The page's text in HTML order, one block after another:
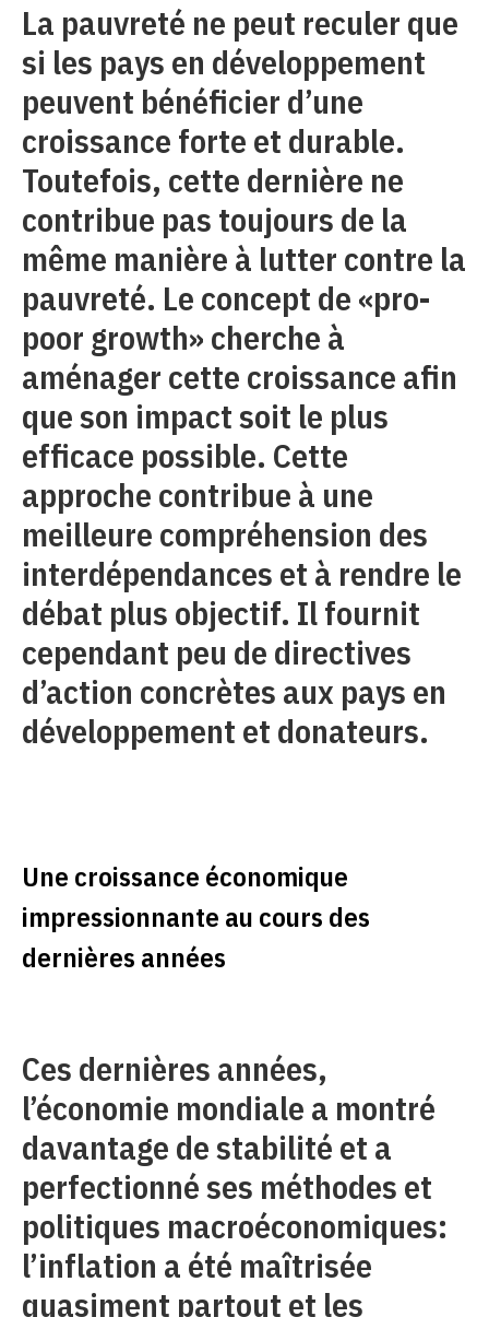
La pauvreté ne peut reculer que
si les pays en développement
peuvent bénéficier d’une
croissance forte et durable.
Toutefois, cette dernière ne
contribue pas toujours de la
même manière à lutter contre la
pauvreté. Le concept de «pro-
poor growth» cherche à
aménager cette croissance afin
que son impact soit le plus
efficace possible. Cette
approche contribue à une
meilleure compréhension des
interdépendances et à rendre le
débat plus objectif. Il fournit
cependant peu de directives
d’action concrètes aux pays en
développement et donateurs.
Une croissance économique
impressionnante au cours des
dernières années
Ces dernières années,
l’économie mondiale a montré
davantage de stabilité et a
perfectionné ses méthodes et
politiques macroéconomiques:
l’inflation a été maîtrisée
quasiment partout et les